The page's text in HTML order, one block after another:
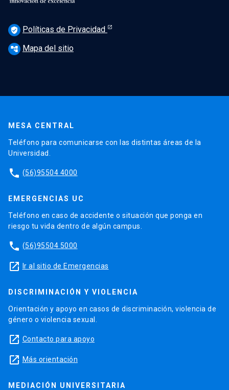
verified_user Políticas de Privacidad
account_tree Mapa del sitio
MESA CENTRAL
Teléfono para comunicarse con las distintas áreas de la
Universidad.
phone (56)95504 4000
EMERGENCIAS UC
Teléfono en caso de accidente o situación que ponga en
riesgo tu vida dentro de algún campus.
phone (56)95504 5000
launch Ir al sitio de Emergencias
DISCRIMINACIÓN Y VIOLENCIA
Orientación y apoyo en casos de discriminación, violencia de
género o violencia sexual.
launch Contacto para apoyo
launch Más orientación
MEDIACIÓN UNIVERSITARIA